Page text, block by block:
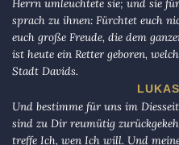
Herrn umleuchtete sie; und sie
sprach zu ihnen: Fürchtet euch
euch große Freude, die dem
ist heute ein Retter geboren,
Stadt Davids.
Und bestimme für uns im
sind zu Dir reumütig
treffe Ich, wen Ich will. Und